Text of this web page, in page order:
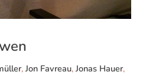
, Jon Favreau, Jonas Hauer,